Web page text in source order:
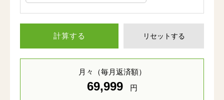
計算する リセットする
月々 （毎月返済額）
69,999 円